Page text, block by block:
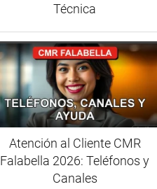
Técnica
Atención al Cliente CMR
Falabella 2026: Teléfonos y
Canales